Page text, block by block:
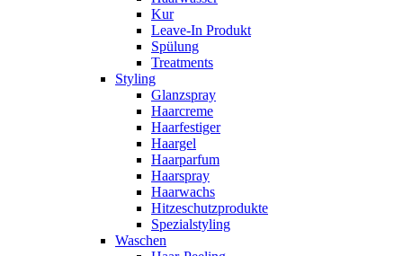
Kur
Leave-In Produkt
Spülung
Treatments
Styling
Glanzspray
Haarcreme
Haarfestiger
Haargel
Haarparfum
Haarspray
Haarwachs
Hitzeschutzprodukte
Spezialstyling
Waschen